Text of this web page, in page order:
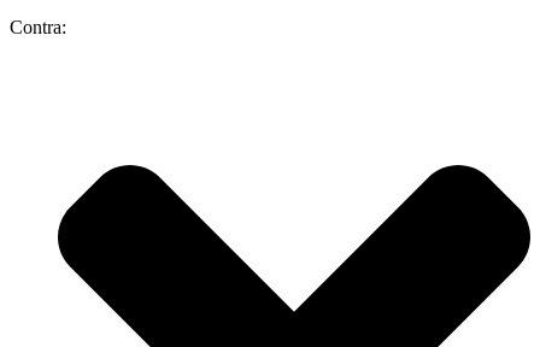
Contra: